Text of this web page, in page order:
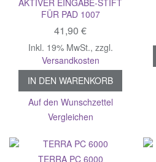
FÜR PAD 1007
41,90 €
Inkl. 19% MwSt., zzgl.
Versandkosten
IN DEN WARENKORB
Auf den Wunschzettel
Vergleichen
TERRA PC 6000